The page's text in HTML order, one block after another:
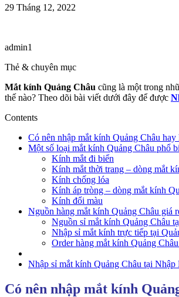
29 Tháng 12, 2022
admin1
Thẻ & chuyên mục
Mắt kính Quảng Châu cũng là một trong
thế nào? Theo dõi bài viết dưới đây để được
Contents
Có nên nhập mắt kính Quảng Châu hay
Một số loại mắt kính Quảng Châu phổ
Kính mắt đi biển
Kính mắt thời trang – dòng mắt
Kính chống lóa
Kính áp tròng – dòng mắt kính
Kính đổi màu
Nguồn hàng mắt kính Quảng Châu giá
Nguồn sỉ mắt kính Quảng Châu
Nhập sỉ mắt kính trực tiếp tại
Order hàng mắt kính Quảng
Nhập sỉ mắt kính Quảng Châu tại
Có nên nhập mắt kính